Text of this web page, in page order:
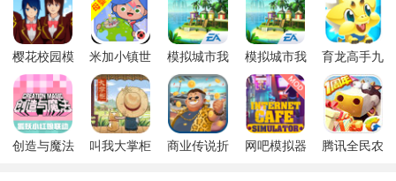
樱花校园模
拟器汉化版
米加小镇世
界
migaworld
下载无广告
1.99
模拟城市我
是市长九游
版2025最新
版
模拟城市我
是市长手机
最新版
育龙高手九
游版最新版
创造与魔法
叫我大掌柜
商业传说折
网吧模拟器
腾讯全民农